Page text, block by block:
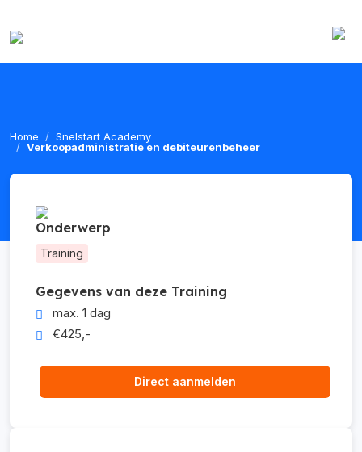
Home
Snelstart Academy
Verkoopadministratie en debiteurenbeheer
Onderwerp
Training
Gegevens van deze Training
max. 1 dag
€425,-
Direct aanmelden